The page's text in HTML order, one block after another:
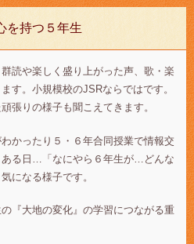
を持つ５年生
読や楽しく盛り上がった声、歌・楽
す。小規模校のJSRならではです。
張りの様子も聞こえてきます。
かったり５・６年合同授業で情報交
ある日…「なにやら６年生が…どんな
になる様子です。
『大地の変化』の学習につながる重